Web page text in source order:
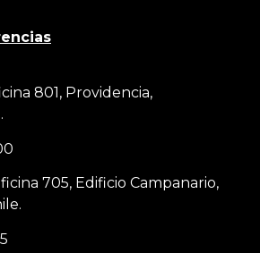
801, Providencia,
705, Edificio Campanario,